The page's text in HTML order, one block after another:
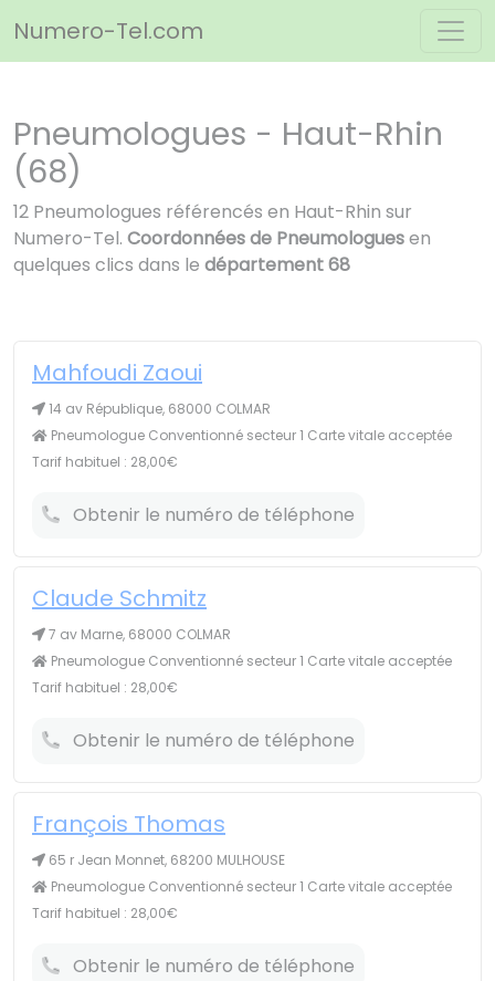
Numero-Tel.com
Pneumologues - Haut-Rhin
(68)
12 Pneumologues référencés en Haut-Rhin sur
Numero-Tel. Coordonnées de Pneumologuesen
quelques clics dans le département 68
Mahfoudi Zaoui
14 av République, 68000 COLMAR
Pneumologue Conventionné secteur 1 Carte vitale acceptée
Tarif habituel : 28,00€
Obtenir le numéro de téléphone
Claude Schmitz
7 av Marne, 68000 COLMAR
Pneumologue Conventionné secteur 1 Carte vitale acceptée
Tarif habituel : 28,00€
Obtenir le numéro de téléphone
François Thomas
65 r Jean Monnet, 68200 MULHOUSE
Pneumologue Conventionné secteur 1 Carte vitale acceptée
Tarif habituel : 28,00€
Obtenir le numéro de téléphone